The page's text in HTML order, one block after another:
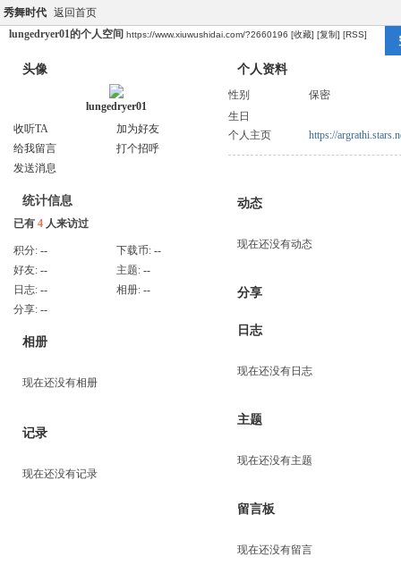
秀舞时代 返回首页
lungedryer01的个人空间 https://www.xiuwushidai.com/?2660196 [收藏] [复制] [RSS]
头像
lungedryer01
收听TA
加为好友
给我留言
打个招呼
发送消息
统计信息
已有 4 人来访过
积分: -- 下载币: --
好友: -- 主题: --
日志: -- 相册: --
分享: --
相册
现在还没有相册
记录
现在还没有记录
个人资料
性别
保密
生日
个人主页
https://
动态
现在还没有动态
分享
日志
现在还没有日志
主题
现在还没有主题
留言板
现在还没有留言